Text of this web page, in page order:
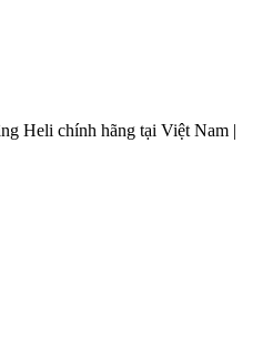
Heli chính hãng tại Việt Nam |